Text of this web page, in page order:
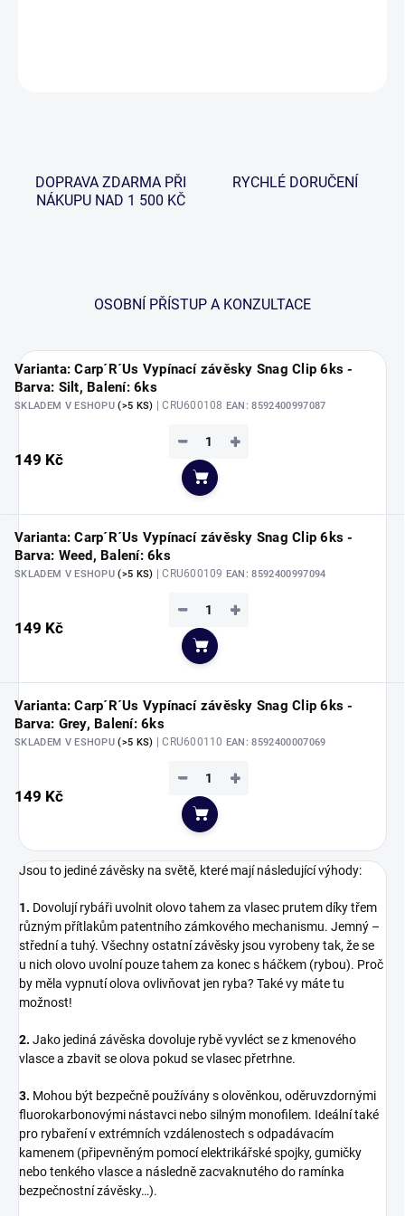
DOPRAVA ZDARMA PŘI
NÁKUPU NAD 1 500 KČ
RYCHLÉ DORUČENÍ
OSOBNÍ PŘÍSTUP A KONZULTACE
Varianta: Carp´R´Us Vypínací závěsky Snag Clip 6ks -
Barva: Silt, Balení: 6ks
SKLADEM V ESHOPU(>5 KS) | CRU600108 EAN: 8592400997087
149 Kč
+
−
Do košíku
Varianta: Carp´R´Us Vypínací závěsky Snag Clip 6ks -
Barva: Weed, Balení: 6ks
SKLADEM V ESHOPU(>5 KS) | CRU600109 EAN: 8592400997094
149 Kč
+
−
Do košíku
Varianta: Carp´R´Us Vypínací závěsky Snag Clip 6ks -
Barva: Grey, Balení: 6ks
SKLADEM V ESHOPU(>5 KS) | CRU600110 EAN: 8592400007069
149 Kč
+
−
Do košíku
Jsou to jediné závěsky na světě, které mají následující výhody:
1. Dovolují rybáři uvolnit olovo tahem za vlasec prutem díky třem
různým přítlakům patentního zámkového mechanismu. Jemný –
střední a tuhý. Všechny ostatní závěsky jsou vyrobeny tak, že se
u nich olovo uvolní pouze tahem za konec s háčkem (rybou). Proč
by měla vypnutí olova ovlivňovat jen ryba? Také vy máte tu
možnost!
2. Jako jediná závěska dovoluje rybě vyvléct se z kmenového
vlasce a zbavit se olova pokud se vlasec přetrhne.
3. Mohou být bezpečně používány s olověnkou, oděruvzdornými
fluorokarbonovými nástavci nebo silným monofilem. Ideální také
pro rybaření v extrémních vzdálenostech s odpadávacím
kamenem (připevněným pomocí elektrikářské spojky, gumičky
nebo tenkého vlasce a následně zacvaknutého do ramínka
bezpečnostní závěsky…).